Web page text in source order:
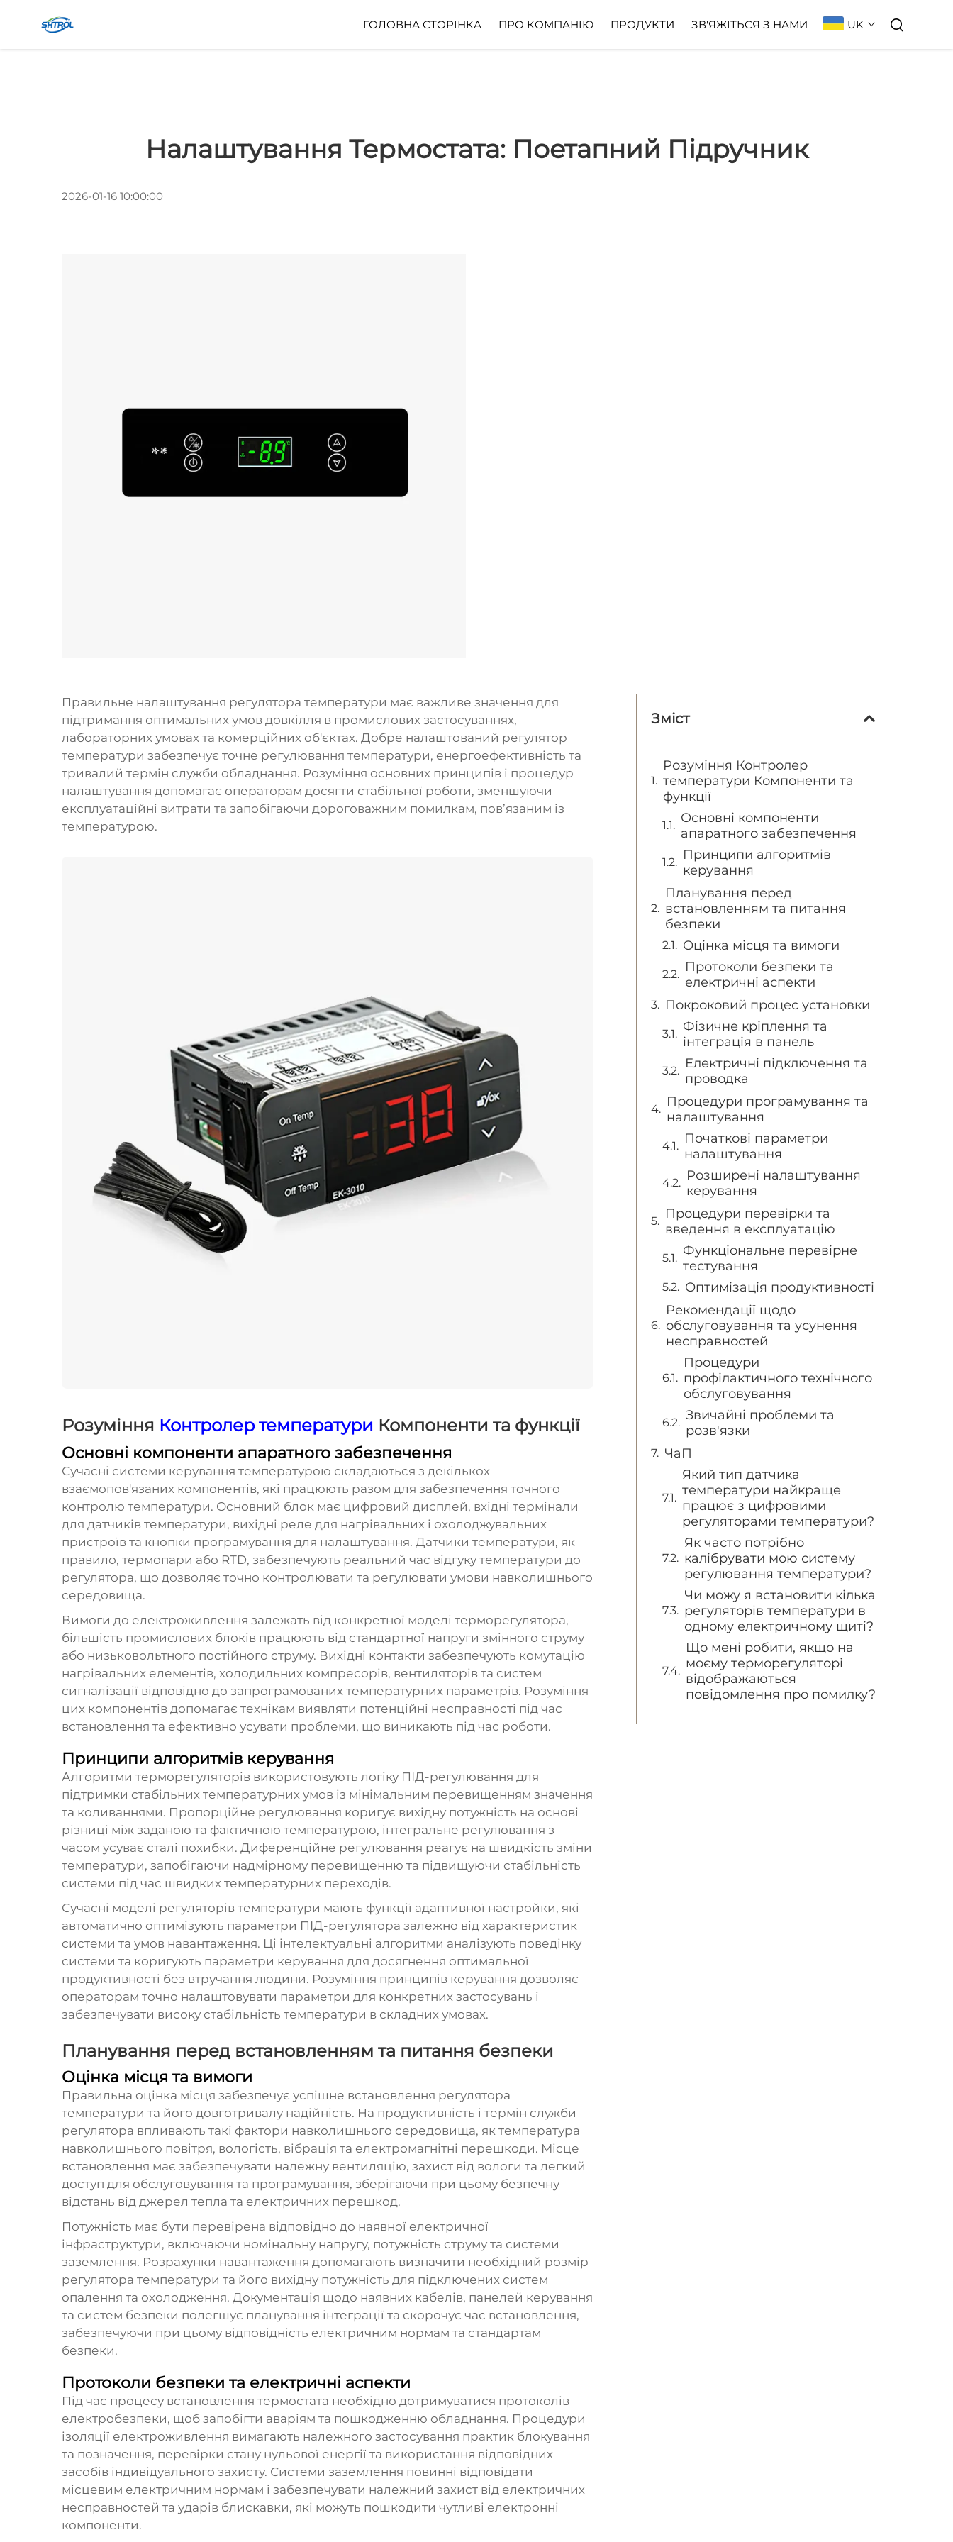
ГОЛОВНА СТОРІНКА ПРО КОМПАНІЮ ПРОДУКТИ ЗВ'ЯЖІТЬСЯ З НАМИ UK
Налаштування Термостата: Поетапний Підручник
2026-01-16 10:00:00
Правильне налаштування регулятора температури має важливе значення для
підтримання оптимальних умов довкілля в промислових застосуваннях,
лабораторних умовах та комерційних об'єктах. Добре налаштований регулятор
температури забезпечує точне регулювання температури, енергоефективність та
тривалий термін служби обладнання. Розуміння основних принципів і процедур
налаштування допомагає операторам досягти стабільної роботи, зменшуючи
експлуатаційні витрати та запобігаючи дороговажним помилкам, пов’язаним із
температурою.
Розуміння Контролер температури Компоненти та функції
Основні компоненти апаратного забезпечення
Сучасні системи керування температурою складаються з декількох
взаємопов'язаних компонентів, які працюють разом для забезпечення точного
контролю температури. Основний блок має цифровий дисплей, вхідні термінали
для датчиків температури, вихідні реле для нагрівальних і охолоджувальних
пристроїв та кнопки програмування для налаштування. Датчики температури, як
правило, термопари або RTD, забезпечують реальний час відгуку температури до
регулятора, що дозволяє точно контролювати та регулювати умови навколишнього
середовища.
Вимоги до електроживлення залежать від конкретної моделі терморегулятора,
більшість промислових блоків працюють від стандартної напруги змінного струму
або низьковольтного постійного струму. Вихідні контакти забезпечують комутацію
нагрівальних елементів, холодильних компресорів, вентиляторів та систем
сигналізації відповідно до запрограмованих температурних параметрів. Розуміння
цих компонентів допомагає технікам виявляти потенційні несправності під час
встановлення та ефективно усувати проблеми, що виникають під час роботи.
Принципи алгоритмів керування
Алгоритми терморегуляторів використовують логіку ПІД-регулювання для
підтримки стабільних температурних умов із мінімальним перевищенням значення
та коливаннями. Пропорційне регулювання коригує вихідну потужність на основі
різниці між заданою та фактичною температурою, інтегральне регулювання з
часом усуває сталі похибки. Диференційне регулювання реагує на швидкість зміни
температури, запобігаючи надмірному перевищенню та підвищуючи стабільність
системи під час швидких температурних переходів.
Сучасні моделі регуляторів температури мають функції адаптивної настройки, які
автоматично оптимізують параметри ПІД-регулятора залежно від характеристик
системи та умов навантаження. Ці інтелектуальні алгоритми аналізують поведінку
системи та коригують параметри керування для досягнення оптимальної
продуктивності без втручання людини. Розуміння принципів керування дозволяє
операторам точно налаштовувати параметри для конкретних застосувань і
забезпечувати високу стабільність температури в складних умовах.
Планування перед встановленням та питання безпеки
Оцінка місця та вимоги
Правильна оцінка місця забезпечує успішне встановлення регулятора
температури та його довготривалу надійність. На продуктивність і термін служби
регулятора впливають такі фактори навколишнього середовища, як температура
навколишнього повітря, вологість, вібрація та електромагнітні перешкоди. Місце
встановлення має забезпечувати належну вентиляцію, захист від вологи та легкий
доступ для обслуговування та програмування, зберігаючи при цьому безпечну
відстань від джерел тепла та електричних перешкод.
Потужність має бути перевірена відповідно до наявної електричної
інфраструктури, включаючи номінальну напругу, потужність струму та системи
заземлення. Розрахунки навантаження допомагають визначити необхідний розмір
регулятора температури та його вихідну потужність для підключених систем
опалення та охолодження. Документація щодо наявних кабелів, панелей керування
та систем безпеки полегшує планування інтеграції та скорочує час встановлення,
забезпечуючи при цьому відповідність електричним нормам та стандартам
безпеки.
Протоколи безпеки та електричні аспекти
Під час процесу встановлення термостата необхідно дотримуватися протоколів
електробезпеки, щоб запобігти аваріям та пошкодженню обладнання. Процедури
ізоляції електроживлення вимагають належного застосування практик блокування
та позначення, перевірки стану нульової енергії та використання відповідних
засобів індивідуального захисту. Системи заземлення повинні відповідати
місцевим електричним нормам і забезпечувати належний захист від електричних
несправностей та ударів блискавки, які можуть пошкодити чутливі електронні
компоненти.
Зміст
Розуміння Контролер
температури Компоненти та
функції
Основні компоненти
апаратного забезпечення
Принципи алгоритмів
керування
Планування перед
встановленням та питання
безпеки
Оцінка місця та вимоги
Протоколи безпеки та
електричні аспекти
Покроковий процес установки
Фізичне кріплення та
інтеграція в панель
Електричні підключення та
проводка
Процедури програмування та
налаштування
Початкові параметри
налаштування
Розширені налаштування
керування
Процедури перевірки та
введення в експлуатацію
Функціональне перевірне
тестування
Оптимізація продуктивності
Рекомендації щодо
обслуговування та усунення
несправностей
Процедури
профілактичного технічного
обслуговування
Звичайні проблеми та
розв'язки
ЧаП
Який тип датчика
температури найкраще
працює з цифровими
регуляторами температури?
Як часто потрібно
калібрувати мою систему
регулювання температури?
Чи можу я встановити кілька
регуляторів температури в
одному електричному щиті?
Що мені робити, якщо на
моєму терморегуляторі
відображаються
повідомлення про помилку?